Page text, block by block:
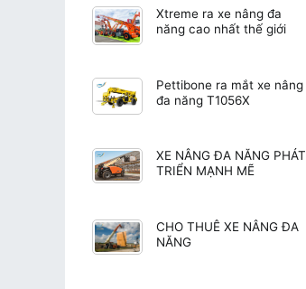
Xtreme ra xe nâng đa
năng cao nhất thế giới
Pettibone ra mắt xe nâng
đa năng T1056X
XE NÂNG ĐA NĂNG PHÁT
TRIỂN MẠNH MẼ
CHO THUÊ XE NÂNG ĐA
NĂNG